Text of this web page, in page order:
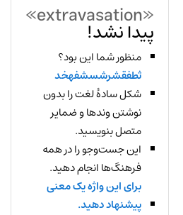
«extravasation»
پیدا نشد!
منظور شما این بود؟
ثطفقشرشسشفهخد
شکل سادهٔ لغت را بدون
نوشتن وندها و ضمایر
متصل بنویسید.
این جست‌وجو را در همه
فرهنگ‌ها انجام دهید.
برای این واژه یک معنی
پیشنهاد دهید.